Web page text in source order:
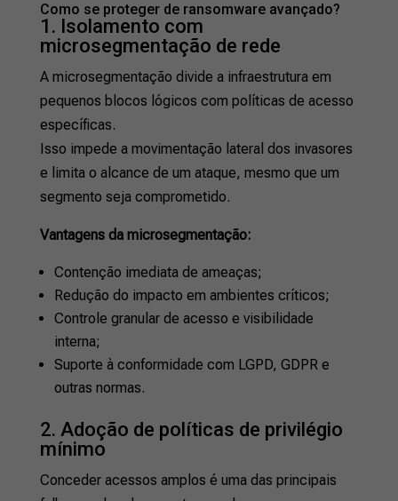
Como se proteger de ransomware avançado?
1. Isolamento com
microsegmentação de rede
A microsegmentação divide a infraestrutura em
pequenos blocos lógicos com políticas de acesso
específicas.
Isso impede a movimentação lateral dos invasores
e limita o alcance de um ataque, mesmo que um
segmento seja comprometido.
Vantagens da microsegmentação:
Contenção imediata de ameaças;
Redução do impacto em ambientes críticos;
Controle granular de acesso e visibilidade
interna;
Suporte à conformidade com LGPD, GDPR e
outras normas.
2. Adoção de políticas de privilégio
mínimo
Conceder acessos amplos é uma das principais